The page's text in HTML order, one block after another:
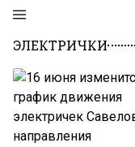
ЭЛЕКТРИЧКИ